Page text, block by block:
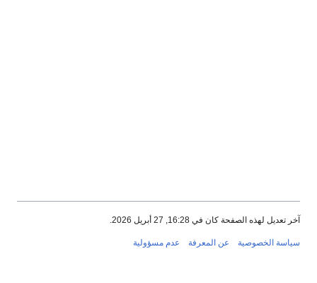
آخر تعديل لهذه الصفحة كان في 16:28, 27 أبريل 2026.
سياسة الخصوصية عن المعرفة عدم مسؤولية